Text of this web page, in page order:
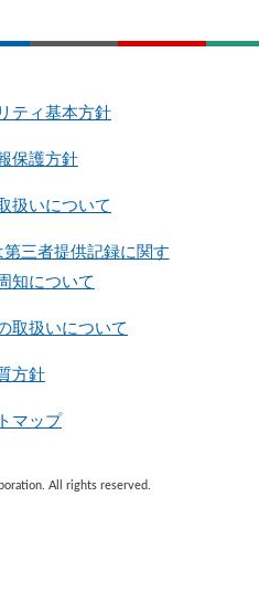
ティ基本方針
保護方針
扱いについて
三者提供記録に関す
知について
取扱いについて
方針
マップ
All rights reserved.